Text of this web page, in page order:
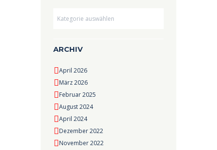
ARCHIV
April 2026
März 2026
Februar 2025
August 2024
April 2024
Dezember 2022
November 2022